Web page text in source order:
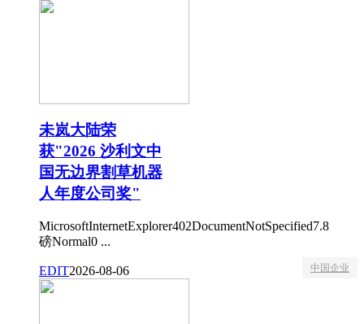
未岚大陆荣
获"2026 沙利文中
国无边界割草机器
人年度公司奖"
MicrosoftInternetExplorer402DocumentNotSpecified7.8
磅Normal0 ...
EDIT2026-08-06 中国企业